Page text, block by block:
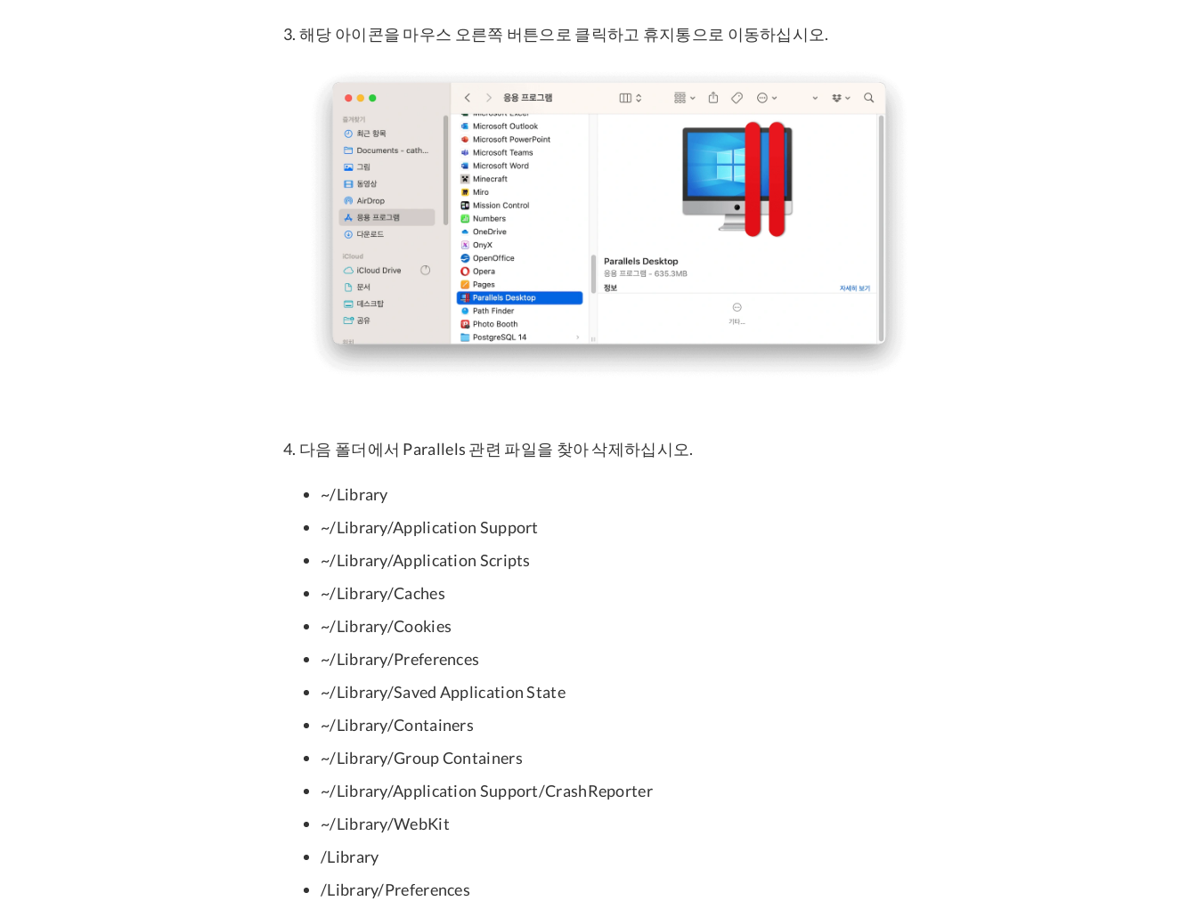
해당 아이콘을 마우스 오른쪽 버튼으로 클릭하고 휴지통으로 이동하십시오.
다음 폴더에서 Parallels 관련 파일을 찾아 삭제하십시오.
~/Library
~/Library/Application Support
~/Library/Application Scripts
~/Library/Caches
~/Library/Cookies
~/Library/Preferences
~/Library/Saved Application State
~/Library/Containers
~/Library/Group Containers
~/Library/Application Support/CrashReporter
~/Library/WebKit
/Library
/Library/Preferences